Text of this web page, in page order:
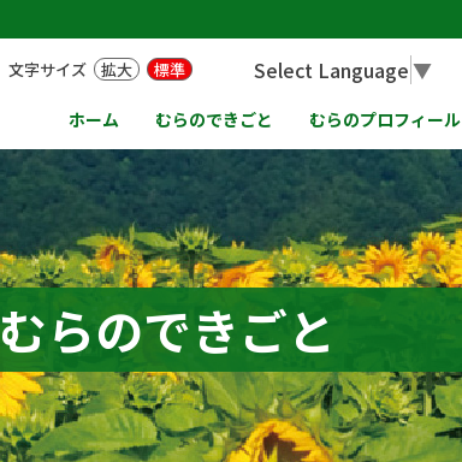
ホーム むらのできごと むらのプロフィール
文字サイズ 拡大 標準 Select Language▼
むらのできごと